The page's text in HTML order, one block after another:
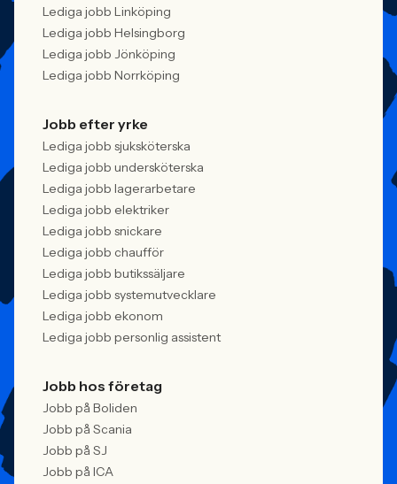
Lediga jobb Linköping
Lediga jobb Helsingborg
Lediga jobb Jönköping
Lediga jobb Norrköping
Jobb efter yrke
Lediga jobb sjuksköterska
Lediga jobb undersköterska
Lediga jobb lagerarbetare
Lediga jobb elektriker
Lediga jobb snickare
Lediga jobb chaufför
Lediga jobb butikssäljare
Lediga jobb systemutvecklare
Lediga jobb ekonom
Lediga jobb personlig assistent
Jobb hos företag
Jobb på Boliden
Jobb på Scania
Jobb på SJ
Jobb på ICA